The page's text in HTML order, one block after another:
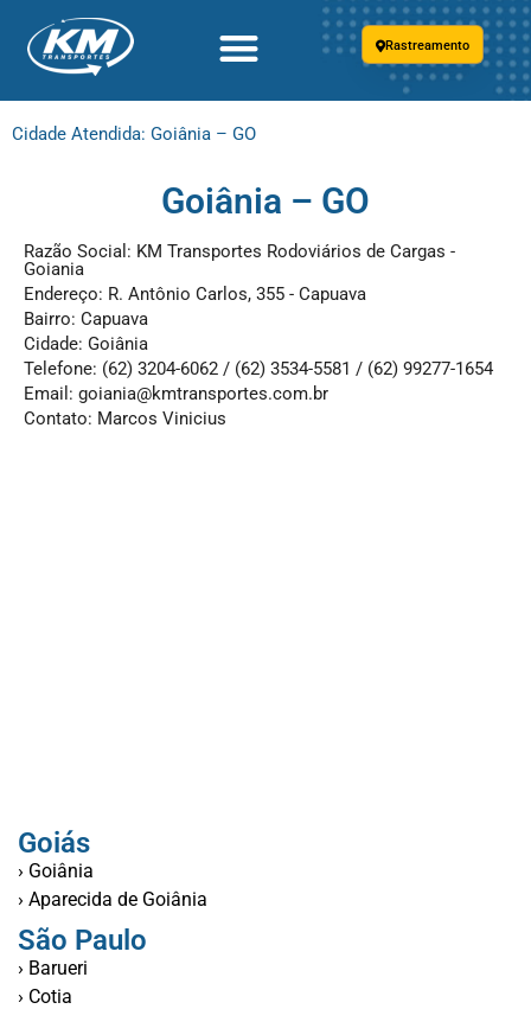
Rastreamento
Cidade Atendida: Goiânia – GO
Goiânia – GO
Razão Social: KM Transportes Rodoviários de Cargas -
Goiania
Endereço: R. Antônio Carlos, 355 - Capuava
Bairro: Capuava
Cidade: Goiânia
Telefone: (62) 3204-6062 / (62) 3534-5581 / (62) 99277-1654
Email: goiania@kmtransportes.com.br
Contato: Marcos Vinicius
Goiás
› Goiânia
› Aparecida de Goiânia
São Paulo
› Barueri
› Cotia